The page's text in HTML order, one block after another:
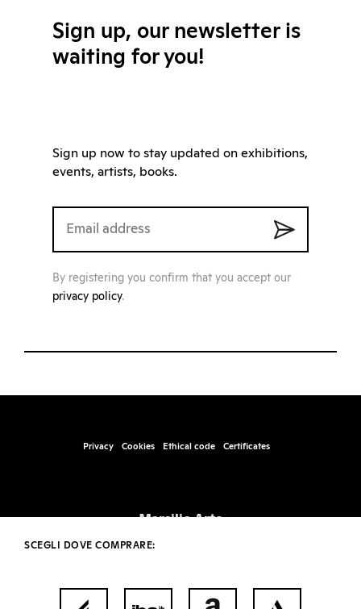
SCEGLI DOVE COMPRARE:
Sign up, our newsletter is
waiting for you!
Sign up now to stay updated on exhibitions,
events, artists, books.
By registering you confirm that you accept our
privacy policy.
Privacy Cookies Ethical code Certificates
Marsilio Arte
Santa Marta, Fabbricato 17, 30123 – Venice